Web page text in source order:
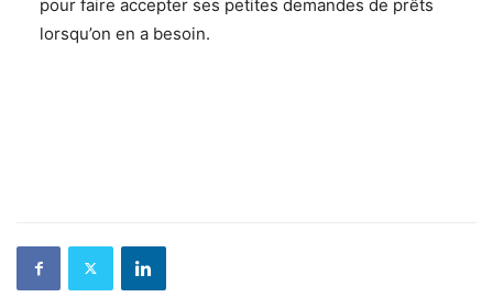
pour faire accepter ses petites demandes de prêts
lorsqu’on en a besoin.